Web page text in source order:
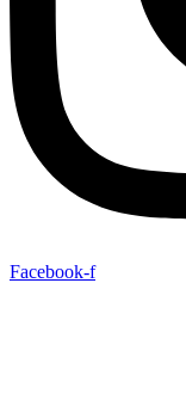
Facebook-f